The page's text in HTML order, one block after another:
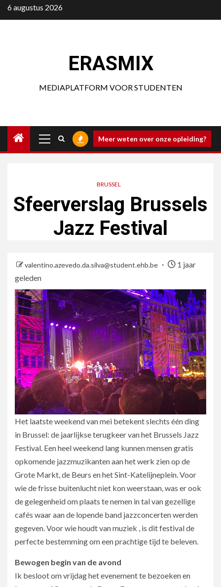
Ga
naar
6 augustus 2026
ERASMIX
MEDIAPLATFORM VOOR STUDENTEN
menu
Meer weten over onze opleiding?
BRUSSEL
Sfeerverslag Brussels
Jazz Festival
valentino.azevedo.da.silva@student.ehb.be
1 jaar
geleden
Het laatste weekend van mei betekent slechts één ding
in Brussel: de jaarlijkse terugkeer van het Brussels Jazz
Festival. Een heel weekend lang kunnen mensen gratis
opkomende jazzmuzikanten aan het werk zien op de
Grote Markt, de Beurs en het Sint-Katelijneplein. Voor
wie de frisse buitenlucht niet kon weerstaan, was er ook
de gelegenheid om plaats te nemen in tal van gezellige
cafés waar aan de lopende band jazzconcerten werden
gegeven. Voor wie houdt van muziek , is dit festival de
perfecte bestemming om een prachtige tijd te beleven.
Bewogen begin van de avond
Ik besloot om vrijdag het evenement te bezoeken en